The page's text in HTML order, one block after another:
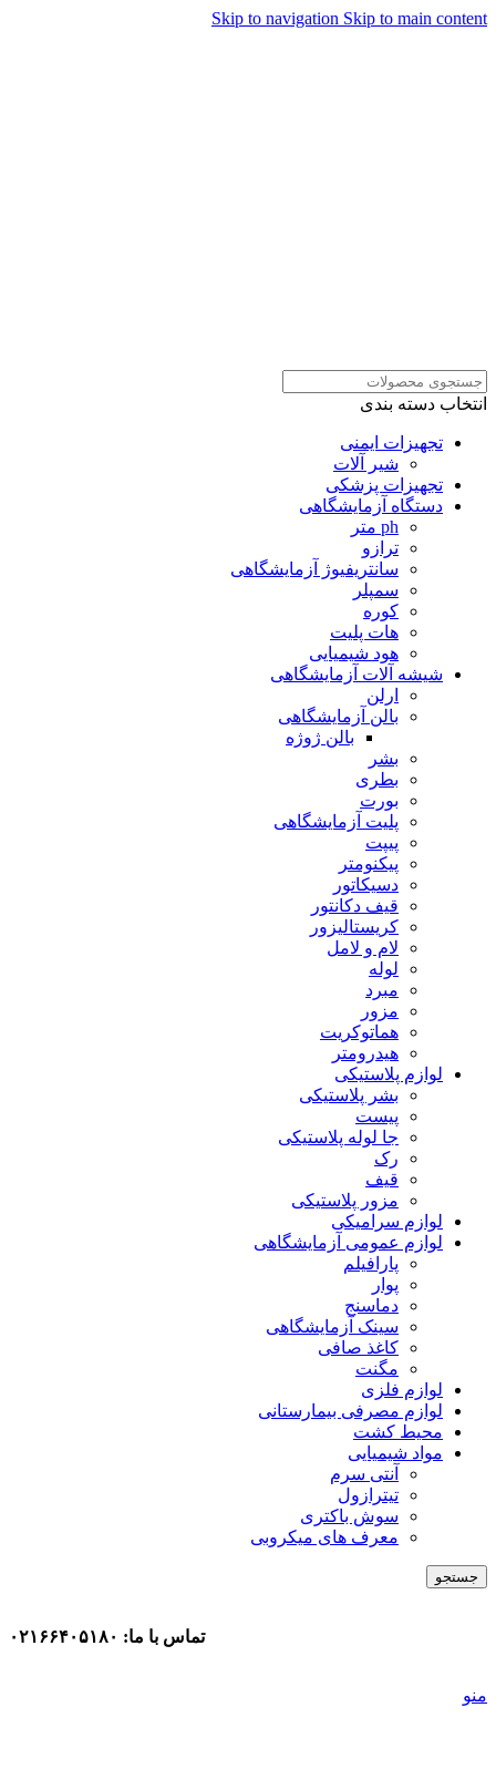
Skip to navigation Skip to main content
انتخاب دسته بندی
تجهیزات ایمنی
شیر آلات
تجهیزات پزشکی
دستگاه آزمایشگاهی
ph متر
ترازو
سانتریفیوژ آزمایشگاهی
سمپلر
کوره
هات پلیت
هود شیمیایی
شیشه آلات آزمایشگاهی
ارلن
بالن آزمایشگاهی
بالن ژوژه
بشر
بطری
بورت
پلیت آزمایشگاهی
پیپت
پیکنومتر
دسیکاتور
قیف دکانتور
کریستالیزور
لام و لامل
لوله
مبرد
مزور
هماتوکریت
هیدرومتر
لوازم پلاستیکی
بشر پلاستیکی
پیست
جا لوله پلاستیکی
رک
قیف
مزور پلاستیکی
لوازم سرامیکی
لوازم عمومی آزمایشگاهی
پارافیلم
پوار
دماسنج
سینک آزمایشگاهی
کاغذ صافی
مگنت
لوازم فلزی
لوازم مصرفی بیمارستانی
محیط کشت
مواد شیمیایی
آنتی سرم
تیترازول
سوش باکتری
معرف های میکروبی
جستجو
تماس با ما: ۰۲۱۶۶۴۰۵۱۸۰
منو
همراهان علمینو به علت نوسانات